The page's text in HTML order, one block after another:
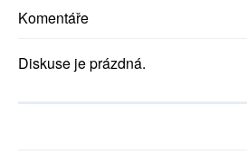
Komentáře
Diskuse je prázdná.